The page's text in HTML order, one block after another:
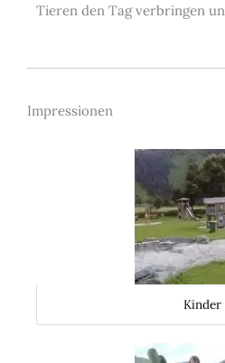
Tieren den Tag verbringen
Impressionen
Kinder